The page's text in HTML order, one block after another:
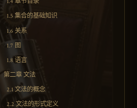
1.5 集合的基础知识
1.6 关系
1.7 图
1.8 语言
第二章 文法
2.1 文法的概念
2.2 文法的形式定义